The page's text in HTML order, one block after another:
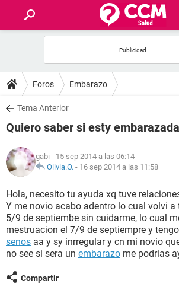
FOROS
SALUD
FAMILIA
NUTRICIÓN
BIENESTAR
SEXUALIDAD
GLOSARIO
Foros Embarazo
Tema Anterior
Quiero saber si esty embarazada
gabi - 15 sep 2014 a las 06:14
Olivia.O. - 16 sep 2014 a las 11:58
Hola, necesito tu ayuda xq tuve
Y me novio acabo adentro lo cual volvi a
5/9 de septiembe sin cuidarme, lo cual
mestruacion el 7/9 de septiempre y
senos aa y sy inrregular y cn mi novio
no see si sera un embarazo me podrias
Compartir